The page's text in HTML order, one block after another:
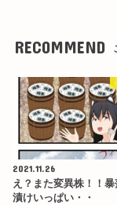
RECOMMEND
2021.11.26
え？また変異株！！
漬けいっぱい・・